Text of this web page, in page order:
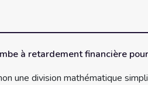
à retardement financière
une division mathématique